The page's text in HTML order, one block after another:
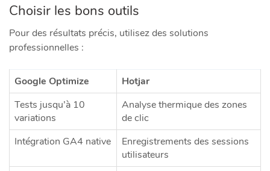
Choisir les bons outils
Pour des résultats précis, utilisez des solutions
professionnelles :
Google Optimize
Hotjar
Tests jusqu’à 10
variations
Analyse thermique des zones
de clic
Intégration GA4 native
Enregistrements des sessions
utilisateurs